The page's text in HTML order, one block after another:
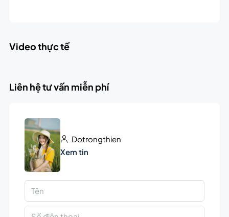
Video thực tế
Liên hệ tư vấn miễn phí
Dotrongthien
Xem tin